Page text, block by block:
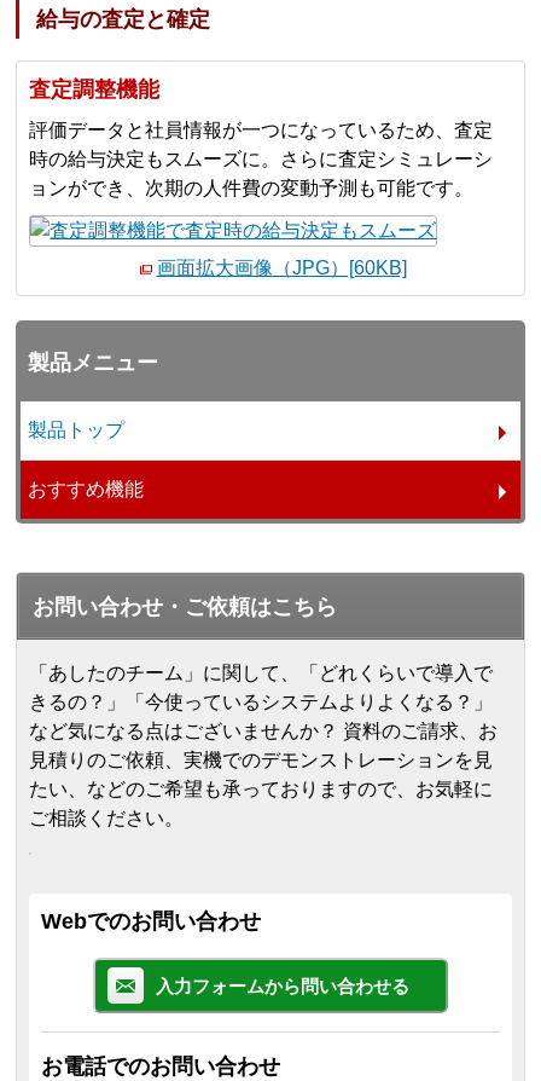
給与の査定と確定
査定調整機能
評価データと社員情報が一つになっているため、査定
時の給与決定もスムーズに。さらに査定シミュレーシ
ョンができ、次期の人件費の変動予測も可能です。
画面拡大画像（JPG）[60KB]
製品メニュー
製品トップ
おすすめ機能
お問い合わせ・ご依頼はこちら
「あしたのチーム」に関して、「どれくらいで導入で
きるの？」「今使っているシステムよりよくなる？」
など気になる点はございませんか？ 資料のご請求、お
見積りのご依頼、実機でのデモンストレーションを見
たい、などのご希望も承っておりますので、お気軽に
ご相談ください。
Webでのお問い合わせ
入力フォームから問い合わせる
お電話でのお問い合わせ